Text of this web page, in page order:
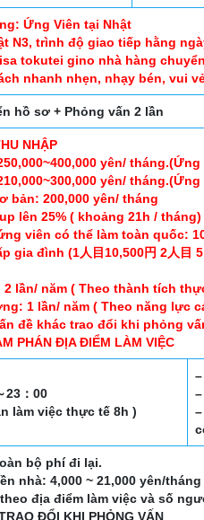
Ứng Viên tại Nhật
N3, trình độ giao tiếp hằng
tokutei gino nhà hàng
nhanh nhẹn, nhạy bén, vui
hồ sơ + Phỏng vấn 2 lần
NHẬP
yên/
yên/
bản: 200,000 yên/ tháng
lên 25% ( khoảng 21h / tháng)
viên có thể làm toàn quốc:
gia đình (1人目10,500円 2人目
lần/ năm ( Theo thành tích
1 lần/ năm ( Theo năng lực
đề khác trao đổi khi phỏng
PHÁN ĐỊA ĐIỂM LÀM VIỆC
23：00
làm việc thực tế 8h )
bộ phí đi lại.
nhà: 4,000 ~ 21,000 yên/tháng
địa điểm làm việc và số
ĐỔI KHI PHỎNG VẤN